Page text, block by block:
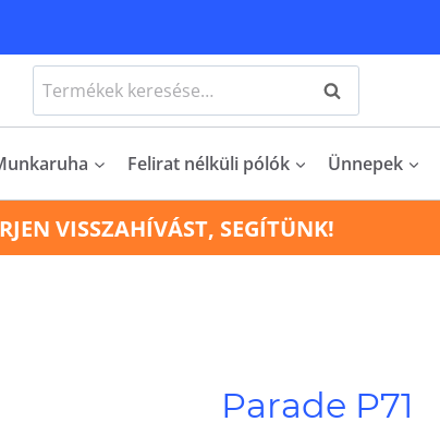
Keresés
a
következőre:
Keresés
Felirat nélküli pólók Ünnepek
VISSZAHÍVÁST, SEGÍTÜNK!
Parade P71